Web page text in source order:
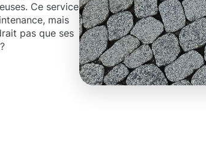
Ce service
mais
pas que ses